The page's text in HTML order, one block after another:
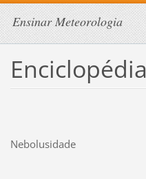
Ensinar Meteorologia
Enciclopédia
Nebolusidade